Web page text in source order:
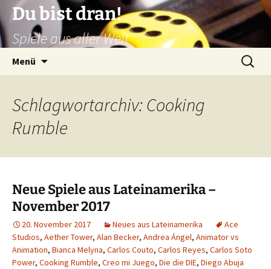
Zum
Inhalt
springen
Du bist dran!
Spiele aus aller Welt
Menü
Suchen
nach:
Schlagwortarchiv: Cooking
Rumble
Neue Spiele aus Lateinamerika –
November 2017
20. November 2017 Neues aus Lateinamerika
Ace
Studios, Aether Tower, Alan Becker, Andrea Ángel, Animator vs
Animation, Bianca Melyna, Carlos Couto, Carlos Reyes, Carlos Soto
Power, Cooking Rumble, Creo mi Juego, Die die DIE, Diego Abuja